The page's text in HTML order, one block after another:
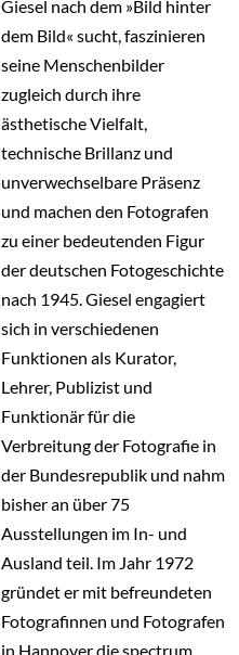
Giesel nach dem »Bild hinter
dem Bild« sucht, faszinieren
seine Menschenbilder
zugleich durch ihre
ästhetische Vielfalt,
technische Brillanz und
unverwechselbare Präsenz
und machen den Fotografen
zu einer bedeutenden Figur
der deutschen Fotogeschichte
nach 1945. Giesel engagiert
sich in verschiedenen
Funktionen als Kurator,
Lehrer, Publizist und
Funktionär für die
Verbreitung der Fotografie in
der Bundesrepublik und nahm
bisher an über 75
Ausstellungen im In- und
Ausland teil. Im Jahr 1972
gründet er mit befreundeten
Fotografinnen und Fotografen
in Hannover die spectrum